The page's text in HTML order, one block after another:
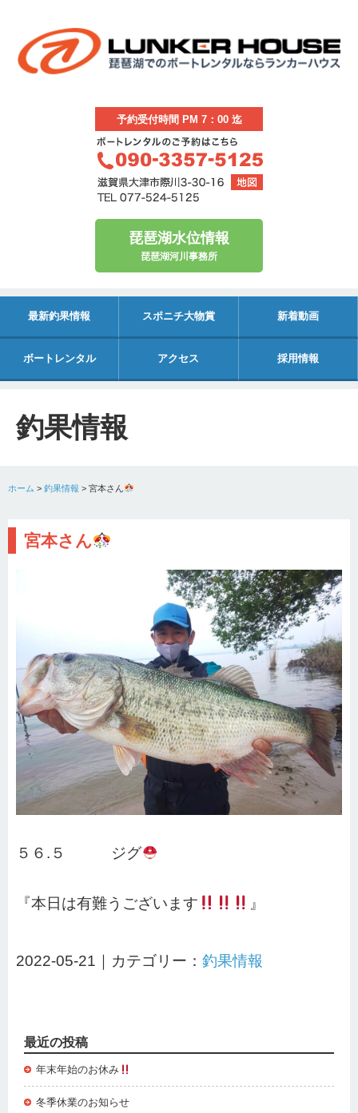
予約受付時間 PM 7：00 迄
琵琶湖水位情報
琵琶湖河川事務所
最新釣果情報 スポニチ大物賞 新着動画
ボートレンタル アクセス 採用情報
釣果情報
ホーム > 釣果情報 > 宮本さん
宮本さん
５６.５ ジグ
『本日は有難うございます 』
2022-05-21｜カテゴリー： 釣果情報
最近の投稿
年末年始のお休み
冬季休業のお知らせ